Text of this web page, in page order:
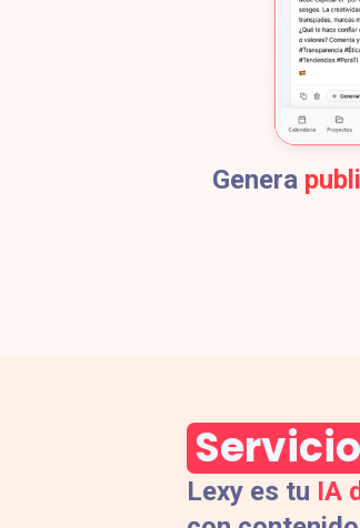
Genera
Lexy es tu IA